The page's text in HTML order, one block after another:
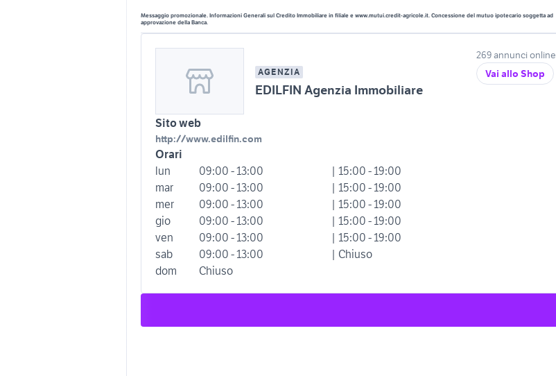
Messaggio promozionale. Informazioni Generali sul Credito Immobiliare in filiale e www.mutui.credit-agricole.it. Concessione del mutuo ipotecario soggetta ad
approvazione della Banca.
AGENZIA
EDILFIN Agenzia Immobiliare
Sito web
http://www.edilfin.com
Orari
lun
09:00 - 13:00
| 15:00 - 19:00
mar
09:00 - 13:00
| 15:00 - 19:00
mer
09:00 - 13:00
| 15:00 - 19:00
gio
09:00 - 13:00
| 15:00 - 19:00
ven
09:00 - 13:00
| 15:00 - 19:00
sab
09:00 - 13:00
| Chiuso
dom
Chiuso
269 annunci online
Vai allo Shop